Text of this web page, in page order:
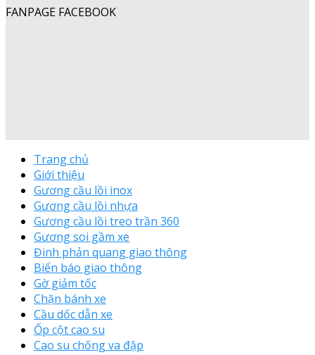
FANPAGE FACEBOOK
Trang chủ
Giới thiệu
Gương cầu lồi inox
Gương cầu lồi nhựa
Gương cầu lồi treo trần 360
Gương soi gầm xe
Đinh phản quang giao thông
Biển báo giao thông
Gờ giảm tốc
Chặn bánh xe
Cầu dốc dẫn xe
Ốp cột cao su
Cao su chống va đập